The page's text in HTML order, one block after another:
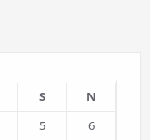
S
N
5
6